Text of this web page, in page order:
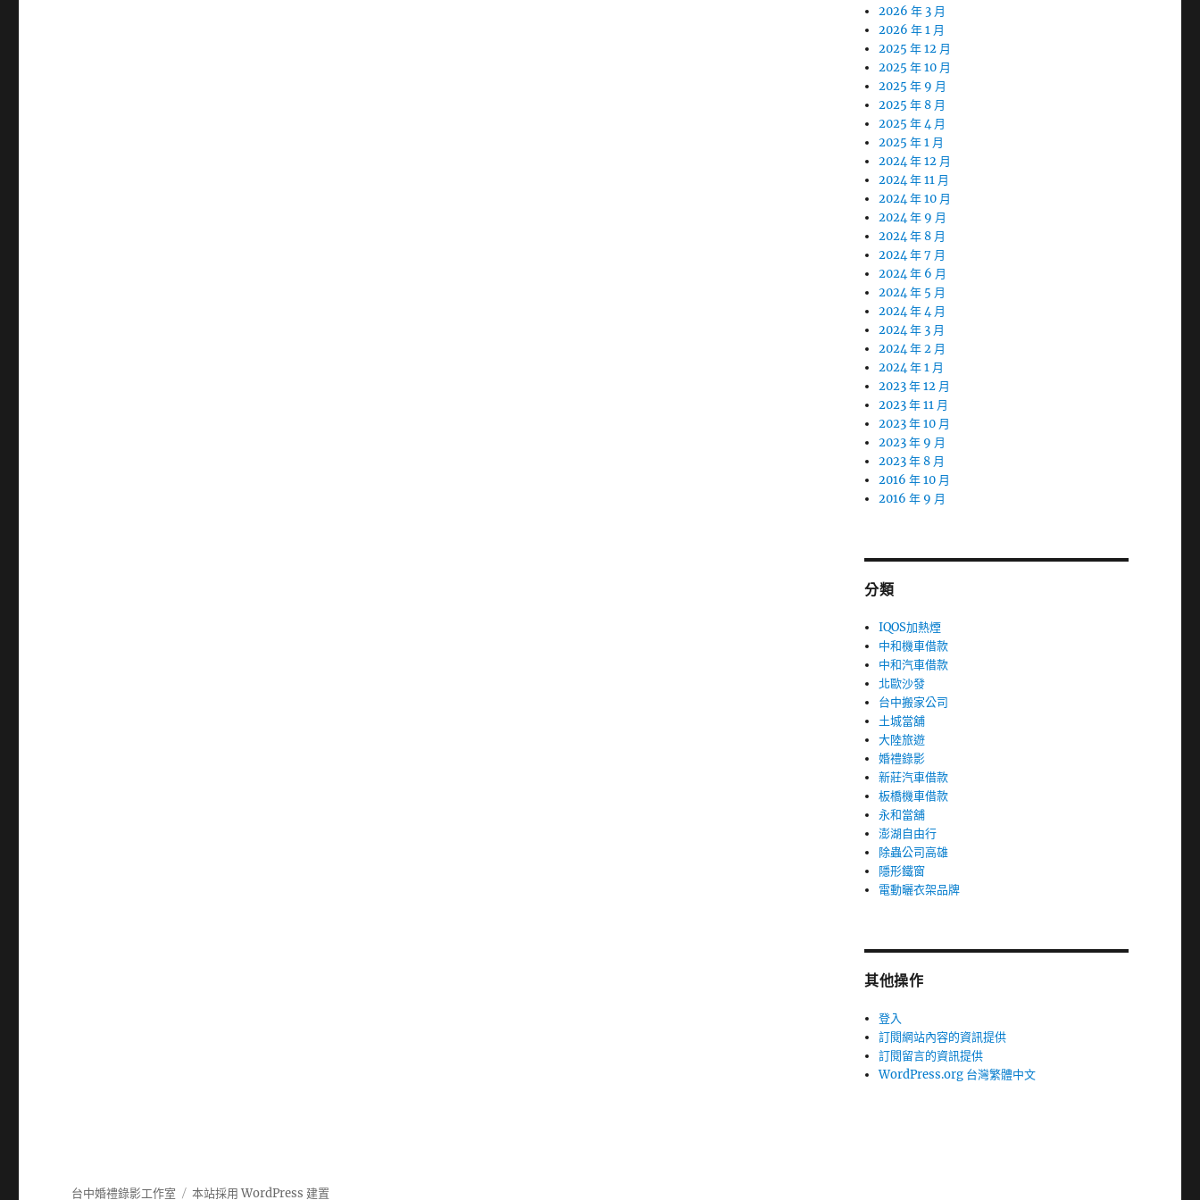
2026 年 3 月
2026 年 1 月
2025 年 12 月
2025 年 10 月
2025 年 9 月
2025 年 8 月
2025 年 4 月
2025 年 1 月
2024 年 12 月
2024 年 11 月
2024 年 10 月
2024 年 9 月
2024 年 8 月
2024 年 7 月
2024 年 6 月
2024 年 5 月
2024 年 4 月
2024 年 3 月
2024 年 2 月
2024 年 1 月
2023 年 12 月
2023 年 11 月
2023 年 10 月
2023 年 9 月
2023 年 8 月
2016 年 10 月
2016 年 9 月
分類
IQOS加熱煙
中和機車借款
中和汽車借款
北歐沙發
台中搬家公司
土城當舖
大陸旅遊
婚禮錄影
新莊汽車借款
板橋機車借款
永和當舖
澎湖自由行
除蟲公司高雄
隱形鐵窗
電動曬衣架品牌
其他操作
登入
訂閱網站內容的資訊提供
訂閱留言的資訊提供
WordPress.org 台灣繁體中文
台中婚禮錄影工作室 本站採用 WordPress 建置